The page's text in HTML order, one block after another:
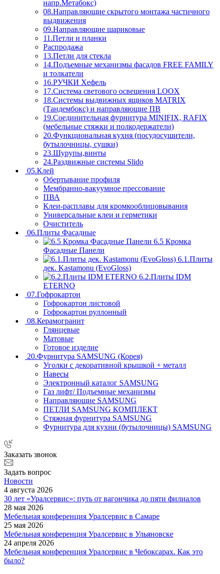
напр.Метабокс)
08.Направляющие скрытого монтажа частичного
выдвижения
09.Направляющие шариковые
11.Петли и планки
Распродажа
13.Петли для стекла
14.Подъемные механизмы фасадов FREE FAMILY
и толкатели
16.РУЧКИ Хефель
17.Система светового освещения LOOX
18.Системы выдвижных ящиков MATRIX
(Тандембокс) и направляющие ПВ
19.Соединительная фурнитура MINIFIX, RAFIX
(мебельные стяжки и полкодержатели)
20.Функциональная кухня (посудосушители,
бутылочницы, сушки)
23.Шурупы,винты
24.Раздвижные системы Slido
05.Клей
Обертывание профиля
Мембранно-вакуумное прессование
ПВА
Клеи-расплавы для кромкооблицовывания
Универсальные клеи и герметики
Очиститель
06.Плиты Фасадные
6.5 Кромка
Фасадные Панели
6.1.Плиты
дек. Kastamonu (EvoGloss)
6.2.Плиты IDM
ETERNO
07.Гофрокартон
Гофрокартон листовой
Гофрокартон руллонный
08.Керамогранит
Глянцевые
Матовые
Готовое изделие
20.Фурнитура SAMSUNG (Корея)
Уголки с декоративной крышкой + металл
Навесы
Электронный каталог SAMSUNG
Газ лифт/ Подъемные механизмы
Направляющие SAMSUNG
ПЕТЛИ SAMSUNG КОМПЛЕКТ
Стяжная фурнитура SAMSUNG
Фурнитура для кухни (бутылочницы) SAMSUNG
Заказать звонок
Задать вопрос
Новости
4 августа 2026
30 лет «Уралсервис»: путь от вагончика до пяти филиалов
28 мая 2026
Мебельная конференция Уралсервис в Самаре
25 мая 2026
Мебельная конференция Уралсервис в Ульяновске
24 апреля 2026
Мебельная конференция Уралсервис в Чебоксарах. Как это
было?